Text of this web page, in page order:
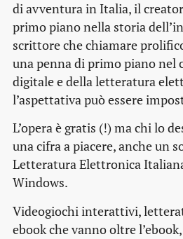
di avventura in Italia, il
primo piano nella storia
scrittore che chiamare
una penna di primo piano nel
digitale e della letteratura
l’aspettativa può essere
L’opera è gratis (!) ma chi lo
una cifra a piacere, anche un
Letteratura Elettronica
Windows.
Videogiochi interattivi,
ebook che vanno oltre